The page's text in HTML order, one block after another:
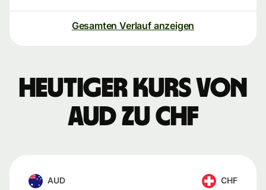
Gesamten Verlauf anzeigen
Heutiger Kurs von
AUD zu CHF
AUD CHF